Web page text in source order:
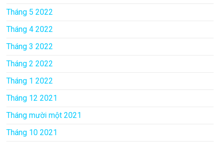
Tháng 5 2022
Tháng 4 2022
Tháng 3 2022
Tháng 2 2022
Tháng 1 2022
Tháng 12 2021
Tháng mười một 2021
Tháng 10 2021